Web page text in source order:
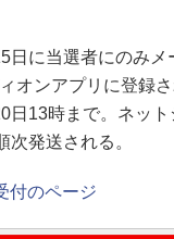
に当選者にのみメ
オンアプリに登録
日13時まで。ネッ
次発送される。
付のページ